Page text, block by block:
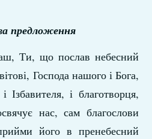
предложення
Ти, що послав небесний
Господа нашого і Бога,
Ізбавителя, і благотворця,
нас, сам благослови
його в пренебесний